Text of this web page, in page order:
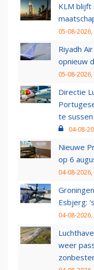
KLM blijft
05-08-2026,
Riyadh
opnieuw
05-08-2026,
Directie
te sussen
04-08-
Nieuwe
op 6
04-08-
Esbjerg:
04-08-2026,
weer